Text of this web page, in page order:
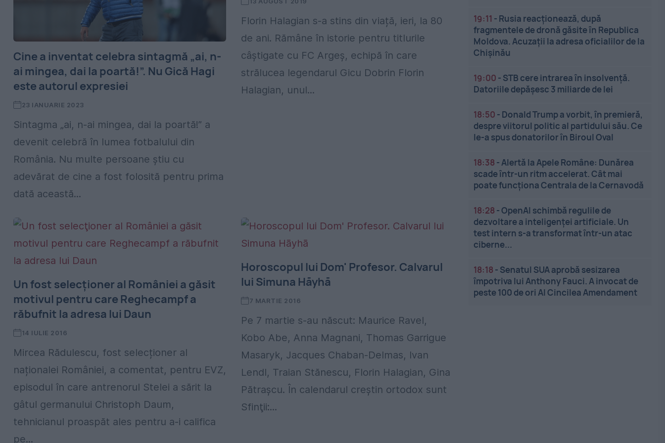
Cine a inventat celebra sintagmă „ai, n-
ai mingea, dai la poartă!”. Nu Gică Hagi
este autorul expresiei
23 IANUARIE 2023
Sintagma „ai, n-ai mingea, dai la poartă!” a
devenit celebră în lumea fotbalului din
România. Nu multe persoane știu cu
adevărat de cine a fost folosită pentru prima
dată această...
Florin Halagian s-a stins din viață, ieri, la 80
de ani. Rămâne în istorie pentru titlurile
câștigate cu FC Argeș, echipă în care
strălucea legendarul Gicu Dobrin Florin
Halagian, unul...
Un fost selecţioner al României a găsit
motivul pentru care Reghecampf a
răbufnit la adresa lui Daun
14 IULIE 2016
Mircea Rădulescu, fost selecționer al
naționalei României, a comentat, pentru EVZ,
episodul în care antrenorul Stelei a sărit la
gâtul germanului Christoph Daum,
tehnicianul proaspăt ales pentru a-i califica
pe...
Horoscopul lui Dom' Profesor. Calvarul
lui Simuna Hāyhā
7 MARTIE 2016
Pe 7 martie s-au născut: Maurice Ravel,
Kobo Abe, Anna Magnani, Thomas Garrigue
Masaryk, Jacques Chaban-Delmas, Ivan
Lendl, Traian Stănescu, Florin Halagian, Gina
Pătraşcu. În calendarul creştin ortodox sunt
Sfinţii:...
19:11 - Rusia reacționează, după
fragmentele de dronă găsite în Republica
Moldova. Acuzații la adresa oficialilor de la
Chișinău
19:00 - STB cere intrarea în insolvență.
Datoriile depășesc 3 miliarde de lei
18:50 - Donald Trump a vorbit, în premieră,
despre viitorul politic al partidului său. Ce
le-a spus donatorilor în Biroul Oval
18:38 -Alertă la Apele Române: Dunărea
scade într-un ritm accelerat. Cât mai
poate funcționa Centrala de la Cernavodă
18:28 -OpenAI schimbă regulile de
dezvoltare a inteligenței artificiale. Un
test intern s-a transformat într-un atac
ciberne...
18:18 - Senatul SUA aprobă sesizarea
împotriva lui Anthony Fauci. A invocat de
peste 100 de ori Al Cincilea Amendament